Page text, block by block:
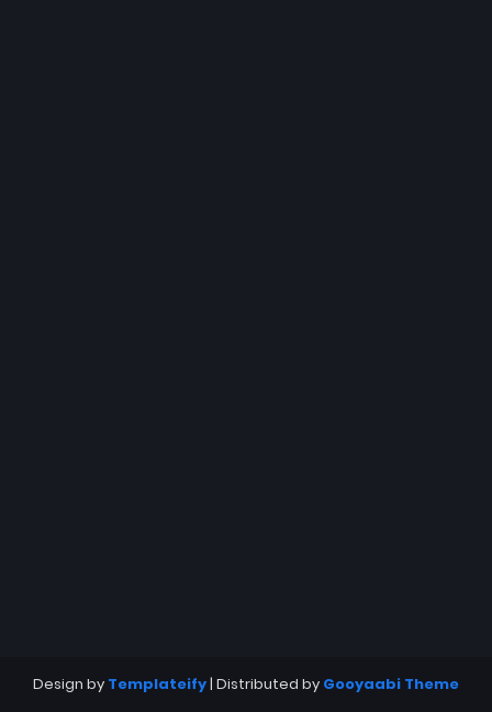
Design by Templateify | Distributed by Gooyaabi Theme